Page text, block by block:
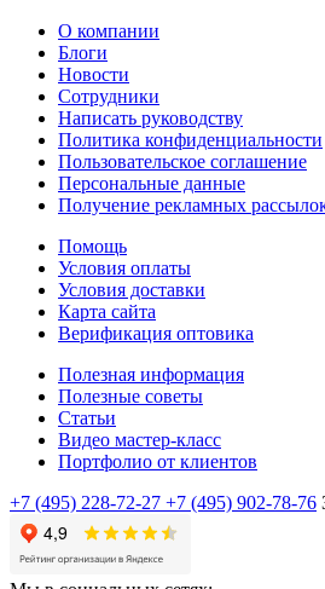
О компании
Блоги
Новости
Сотрудники
Написать руководству
Политика конфиденциальности
Пользовательское соглашение
Персональные данные
Получение рекламных
Помощь
Условия оплаты
Условия доставки
Карта сайта
Верификация оптовика
Полезная информация
Полезные советы
Статьи
Видео мастер-класс
Портфолио от клиентов
+7 (495) 228-72-27 +7 (495) 902-78-76